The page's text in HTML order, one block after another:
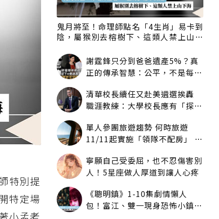
特別提
特定場
鬼月將至！命理師點名「4生肖」易卡到
陰，屬猴別去榕樹下、這類人禁上山下
謝霆鋒只分到爸爸遺產5%？真
正的傳承智慧：公平，不是每個
清華校長續任又赴美遴選挨轟
職涯教練：大學校長應有「探
單人參團旅遊趨勢 何時旅遊
11/11起實施「領隊不配房」 落
寧願自己受委屈，也不忍傷害別
人！5星座做人厚道到讓人心疼
《聰明鎮》1-10集劇情懶人
包！富江、雙一現身恐怖小鎮，